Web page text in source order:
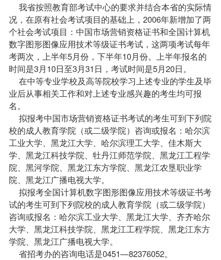
我省按照教育部考试中心的要求并结合本省的实际情
况，在原有社会考试项目的基础上，2006年新增加了两
个社会考试项目：中国市场营销资格证书和全国计算机
数字图形图像应用技术等级证书考试，这两项考试每年
考两次，上半年5月份，下半年10月份。上半年报名的
时间是3月10日至3月31日，考试时间是5月20日。
在中等专业学校及高等院校学习上述专业的学生及毕
业后从事相关工作和对上述专业感兴趣的考生均可报
名。
拟报考中国市场营销资格证书考试的考生可到下列院
校的成人教育学院（或二级学院）咨询或报名：哈尔滨
工业大学、黑龙江大学、哈尔滨理工大学、佳木斯大
学、黑龙江科技学院、牡丹江师范学院、黑龙江工程学
院、黑河学院、黑龙江东方学院、黑龙江农垦职业学
院、黑龙江广播电视大学。
拟报考全国计算机数字图形图像应用技术等级证书考
试的考生可到下列院校的成人教育学院（或二级学院）
咨询或报名：哈尔滨工业大学、黑龙江大学、齐齐哈尔
大学、黑龙江科技学院、黑龙江工程学院、黑龙江东方
学院、黑龙江广播电视大学。
省招考办的咨询电话是0451—82376052。